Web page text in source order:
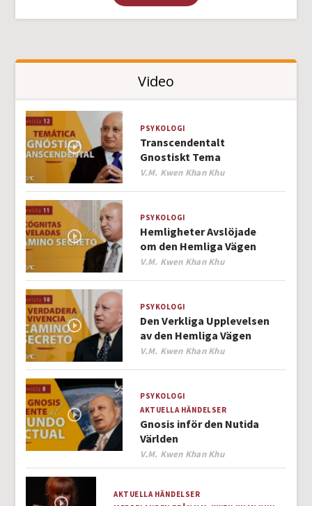
Video
PSYKOLOGI
Transcendentalt
Gnostiskt Tema
Author
V.M. Kwen Khan Khu
PSYKOLOGI
Hemligheter Avslöjade
om den Hemliga Vägen
Author
V.M. Kwen Khan Khu
PSYKOLOGI
Den Verkliga Upplevelsen
av den Hemliga Vägen
Author
V.M. Kwen Khan Khu
PSYKOLOGI
AKTUELLA HÄNDELSER
Gnosis inför den Nutida
Världen
Author
V.M. Kwen Khan Khu
AKTUELLA HÄNDELSER